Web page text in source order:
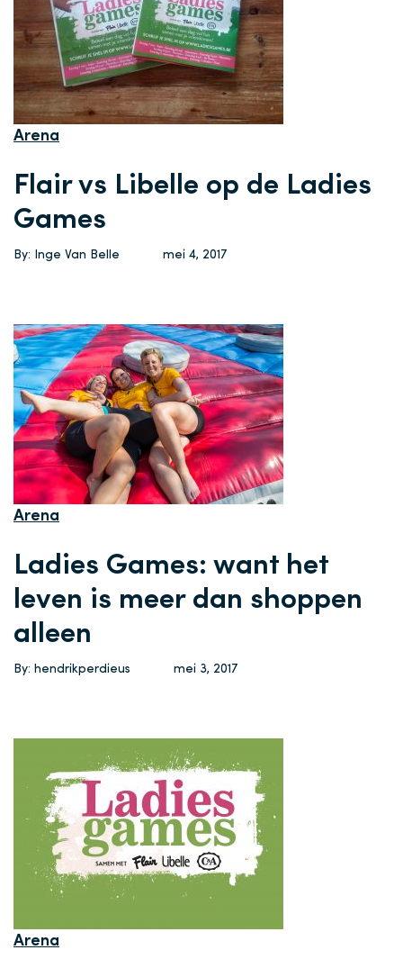
Arena
Flair vs Libelle op de Ladies
Games
By: Inge Van Belle mei 4, 2017
Arena
Ladies Games: want het
leven is meer dan shoppen
alleen
By: hendrikperdieus mei 3, 2017
Arena